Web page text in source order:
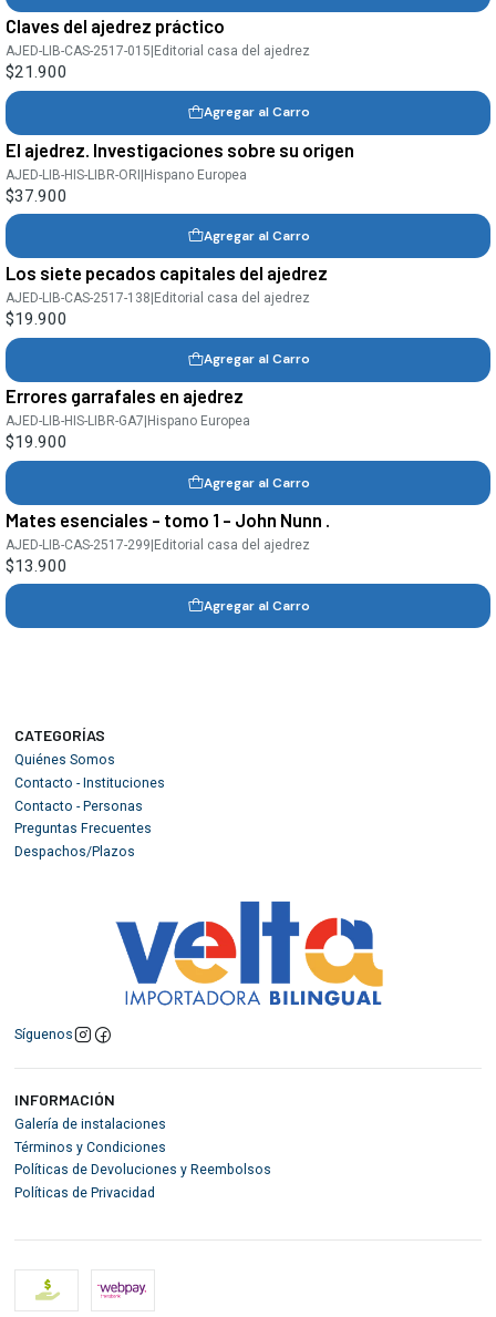
Claves del ajedrez práctico
AJED-LIB-CAS-2517-015 Editorial casa del ajedrez
$21.900
Agregar al Carro
El ajedrez. Investigaciones sobre su origen
AJED-LIB-HIS-LIBR-ORI|Hispano Europea
$37.900
Agregar al Carro
Los siete pecados capitales del ajedrez
AJED-LIB-CAS-2517-138 Editorial casa del ajedrez
$19.900
Agregar al Carro
Errores garrafales en ajedrez
AJED-LIB-HIS-LIBR-GA7 Hispano Europea
$19.900
Agregar al Carro
Mates esenciales - tomo 1 - John Nunn .
AJED-LIB-CAS-2517-299|Editorial casa del ajedrez
$13.900
Agregar al Carro
CATEGORÍAS
Quiénes Somos
Contacto - Instituciones
Contacto - Personas
Preguntas Frecuentes
Despachos/Plazos
Síguenos
INFORMACIÓN
Galería de instalaciones
Términos y Condiciones
Políticas de Devoluciones y Reembolsos
Políticas de Privacidad